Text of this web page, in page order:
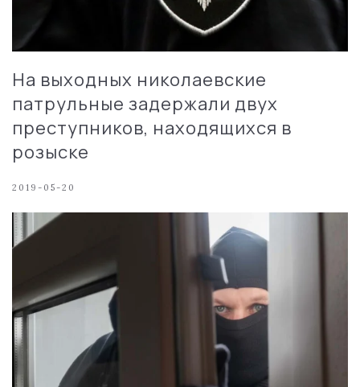
На выходных николаевские
патрульные задержали двух
преступников, находящихся в
розыске
2019-05-20